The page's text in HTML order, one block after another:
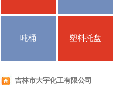
吨桶 塑料托盘
吉林市大宇化工有限公司